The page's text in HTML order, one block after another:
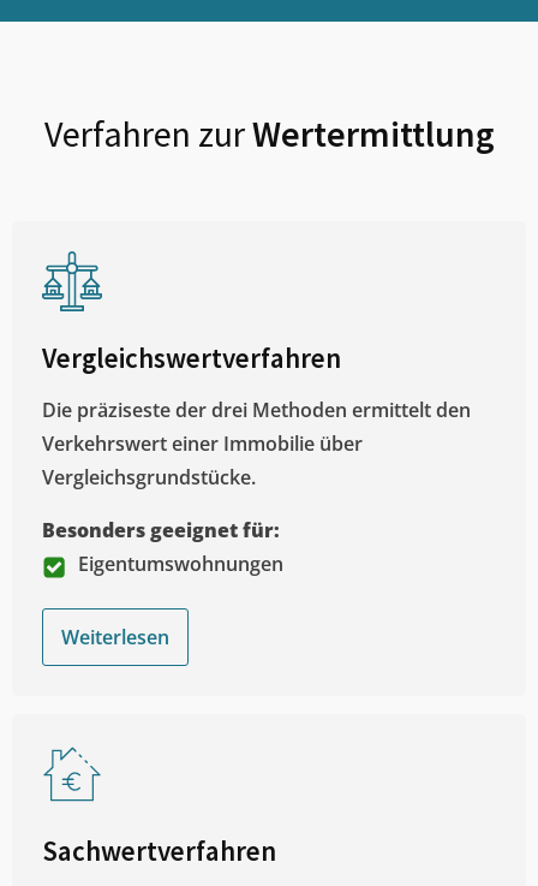
Verfahren zurWertermittlung
Vergleichswertverfahren
Die präziseste der drei Methoden ermittelt den
Verkehrswert einer Immobilie über
Vergleichsgrundstücke.
Besonders geeignet für:
Eigentumswohnungen
Weiterlesen
Sachwertverfahren